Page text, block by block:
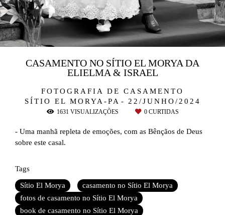
FOTOGRAFIA DE CASAMENTO
SÍTIO EL MORYA-PA
22/JUNHO/2024
CASAMENTO NO SÍTIO EL MORYA DA
ELIELMA & ISRAEL
1631VISUALIZAÇÕES 0CURTIDAS
- Uma manhã repleta de emoções, com as Bênçãos de Deus
sobre este casal.
Tags
Sítio El Morya
casamento no Sítio El Morya
fotos de casamento no Sítio El Morya
book de casamento no Sítio El Morya